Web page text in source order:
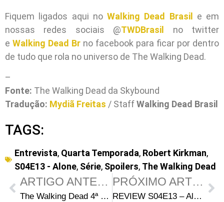
Fiquem ligados aqui no Walking Dead Brasil e em
nossas redes sociais @TWDBrasil no twitter
e Walking Dead Br no facebook para ficar por dentro
de tudo que rola no universo de The Walking Dead.
–
Fonte: The Walking Dead da Skybound
Tradução: Mydiã Freitas / StaffWalking Dead Brasil
TAGS:
Entrevista, Quarta Temporada, Robert Kirkman,
S04E13 - Alone, Série, Spoilers, The Walking Dead
ARTIGO ANTERIOR
The Walking Dead 4ª Temporada: Perguntas e Respostas com Emily Kinney (Beth Greene)
PRÓXIMO ARTIGO
REVIEW S04E13 – Alone: Caminhando à deriva